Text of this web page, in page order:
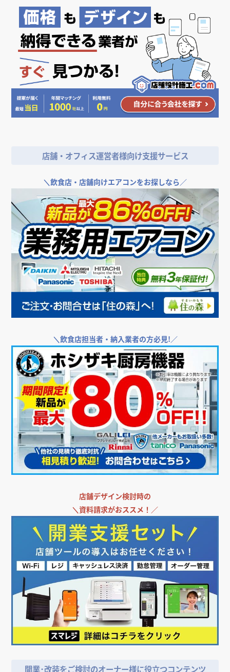
店舗・オフィス運営者様向け支援サービス
＼飲食店・店舗向けエアコンをお探しなら／
＼飲食店担当者・納入業者の方必見!／
店舗デザイン検討時の
＼資料請求がおススメ！／
開業･改装をご検討のオーナー様に役立つコンテンツ